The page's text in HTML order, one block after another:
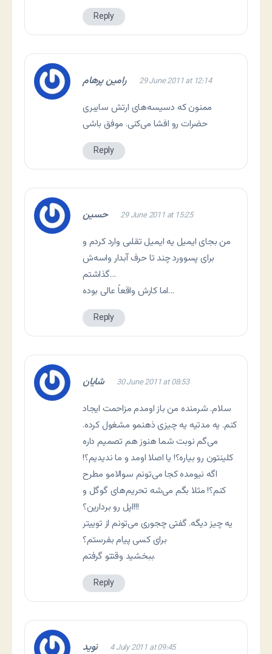
Reply
رامین پرهام 29 June 2011 at 12:14
ممنون که دسیسه‌های ارتش سایبری
حضرات رو افشا می‌کنی. موفق باشی
Reply
حسین 29 June 2011 at 15:25
من بجای ایمیل یه ایمیل تقلبی وارد کردم و
برای پسوورد چند تا حرف آبدار واسه‌ش
گذاشتم…
اما کارش واقعاً عالی بوده…
Reply
شایان 30 June 2011 at 08:53
سلام. شرمنده من باز اومدم مزاحمت ایجاد
کنم. یه مدتیه یه چیزی ذهنمو مشغول کرده.
می‌گم نوبت شما هنوز هم تصمیم داره
کلینتون رو بیاره؟! یا اصلا اومد و ما ندیدیم؟!
اگه نیومده کجا می‌تونم سوالامو مطرح
کنم؟! مثلا بگم می‌شه تحریم‌های گوگل و
اپل رو بردارین؟!!!
یه چیز دیگه. گفتی چجوری می‌تونم از توییتر
برای کسی پیام بفرستم؟
ببخشید وقتتو گرفتم.
Reply
نوید 4 July 2011 at 09:45